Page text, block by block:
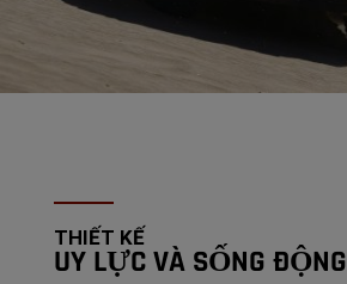
THIẾT KẾ
UY LỰC VÀ SỐNG ĐỘNG